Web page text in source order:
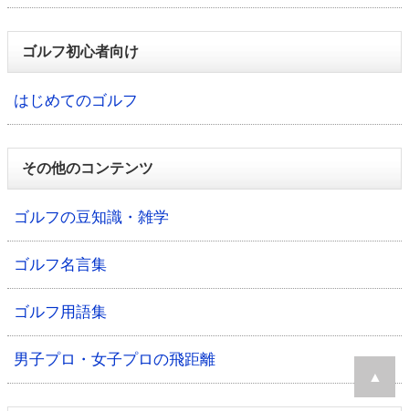
ゴルフ初心者向け
はじめてのゴルフ
その他のコンテンツ
ゴルフの豆知識・雑学
ゴルフ名言集
ゴルフ用語集
男子プロ・女子プロの飛距離
▲